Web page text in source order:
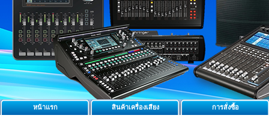
หน้าแรก สินค้าเครื่องเสียง การสั่งซื้อ